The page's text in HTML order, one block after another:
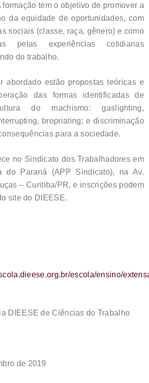
formação tem o objetivo de promover a
da equidade de oportunidades, com
sociais (classe, raça, gênero) e como
pelas experiências cotidianas
do trabalho.
abordado estão propostas teóricas e
das formas identificadas de
do machismo: gaslighting,
bropriating; e discriminação
para a sociedade.
no Sindicato dos Trabalhadores em
do Paraná (APP Sindicato), na Av.
– Curitiba/PR, e inscrições podem
site do DIEESE.
escola/ensino/
DIEESE de Ciências do Trabalho
de 2019